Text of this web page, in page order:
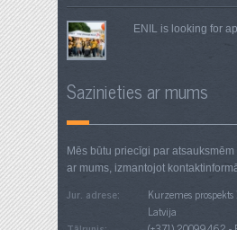
ENIL is looking for
Sazinieties ar mums
Mēs būtu priecīgi par
ar mums, izmantojot
Jur. adrese:
Kurzemes prospekts
Latvija